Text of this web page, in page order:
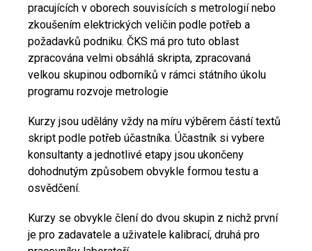
pracujících v oborech souvisících s metrologií nebo
zkoušením elektrických veličin podle potřeb a
požadavků podniku. ČKS má pro tuto oblast
zpracována velmi obsáhlá skripta, zpracovaná
velkou skupinou odborníků v rámci státního úkolu
programu rozvoje metrologie
Kurzy jsou udělány vždy na míru výběrem částí textů
skript podle potřeb účastníka. Účastník si vybere
konsultanty a jednotlivé etapy jsou ukončeny
dohodnutým způsobem obvykle formou testu a
osvědčení.
Kurzy se obvykle člení do dvou skupin z nichž první
je pro zadavatele a uživatele kalibrací, druhá pro